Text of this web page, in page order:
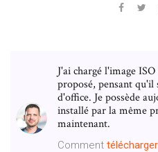
J'ai chargé l'image
proposé, pensant qu'il
d'office. Je possède
installé par la même
maintenant.
Comment télécharger